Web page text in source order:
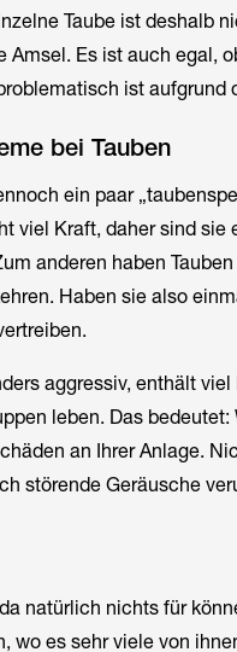
Taube ist deshalb
Amsel. Es ist auch egal,
ist aufgrund
bei Tauben
ein paar
viel Kraft, daher sind
anderen haben
Haben sie also
aggressiv, enthält
leben. Das
an Ihrer Anlage.
störende Geräusche
natürlich nichts für
wo es sehr viele von